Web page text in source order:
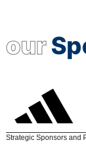
our
Strategic Sponsors and